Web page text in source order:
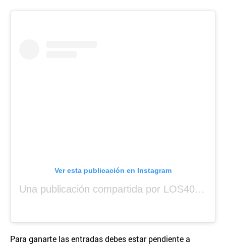
Ver esta publicación en Instagram
Una publicación compartida por LOS40 Panamá (@los40panama)
Para ganarte las entradas debes estar pendiente a